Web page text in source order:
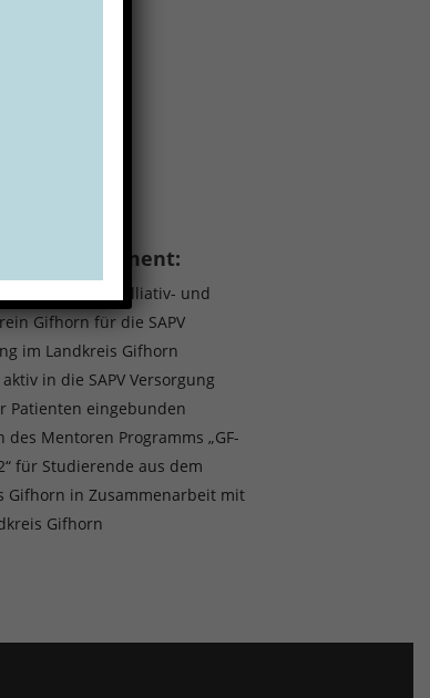
/ Engagement:
des Palliativ- und
Gifhorn für die SAPV
im Landkreis Gifhorn
in die SAPV Versorgung
Patienten eingebunden
des Mentoren Programms „GF-
für Studierende aus dem
Gifhorn in Zusammenarbeit mit
Gifhorn